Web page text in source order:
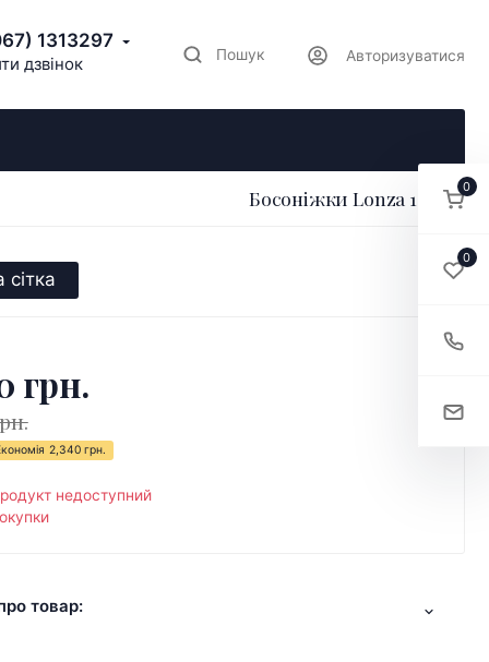
1313297
дзвінок Пошук Авторизуватися
Босоніжки Lonza 186130
сітка
грн.
2,340 грн.
недоступний
товар:
0
0